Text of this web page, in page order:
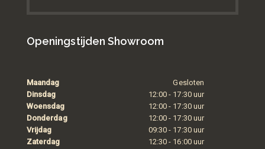
Openingstijden Showroom
Maandag
Gesloten
Dinsdag
12:00 - 17:30 uur
Woensdag
12:00 - 17:30 uur
Donderdag
12:00 - 17:30 uur
Vrijdag
09:30 - 17:30 uur
Zaterdag
12:30 - 16:00 uur